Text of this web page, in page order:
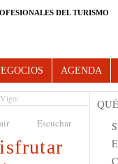
DEL TURISMO
AGENDA
Escuchar